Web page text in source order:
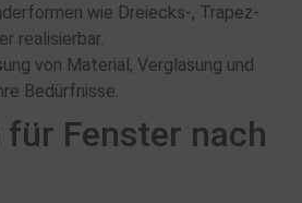
wie Dreiecks-, Trapez-
realisierbar.
von Material, Verglasung und
Bedürfnisse.
Fenster nach